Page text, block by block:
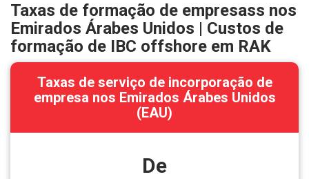
Taxas de formação de empresass nos
Emirados Árabes Unidos | Custos de
formação de IBC offshore em RAK
Taxas de serviço de incorporação de
empresa nos Emirados Árabes Unidos
(EAU)
De